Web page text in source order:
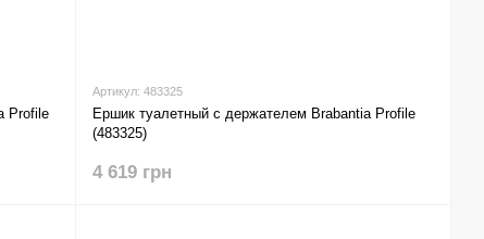
Profile
Артикул: 483325
Ершик туалетный с держателем Brabantia Profile
(483325)
4 619 грн